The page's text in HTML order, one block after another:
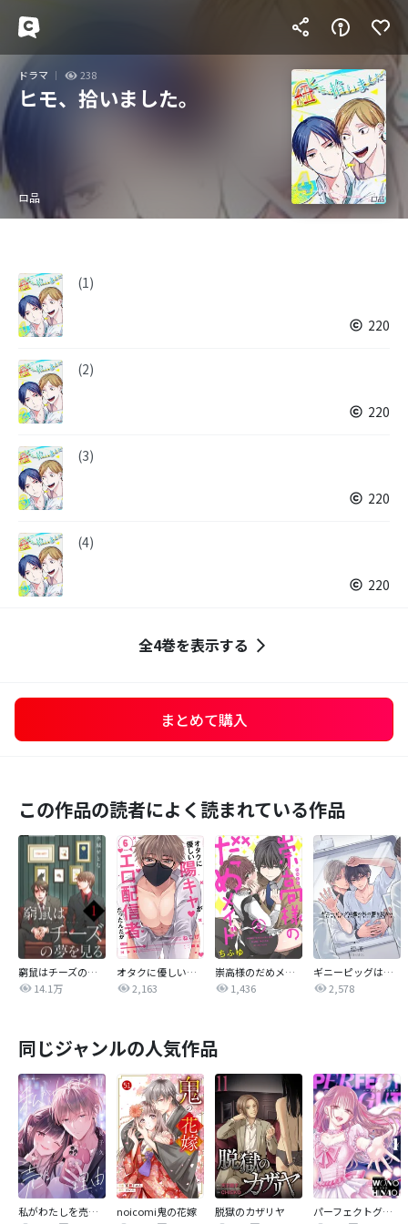
ドラマ 238
ヒモ、拾いました。
ロ品
(1)
220
(2)
220
(3)
220
(4)
220
全4巻を表示する
まとめて購入
この作品の読者によく読まれている作品
窮鼠はチーズの夢を見る【単話】
14.1万
オタクに優しい陽キャがエロ配信者だったんだが【単話売】
2,163
崇高様のだめメイド 【単話売】
1,436
ギニーピッグは檻の外の夢を見ない【単話売】
2,578
同じジャンルの人気作品
私がわたしを売る理由
noicomi鬼の花嫁
脱獄のカザリヤ
パーフェクトグリッター